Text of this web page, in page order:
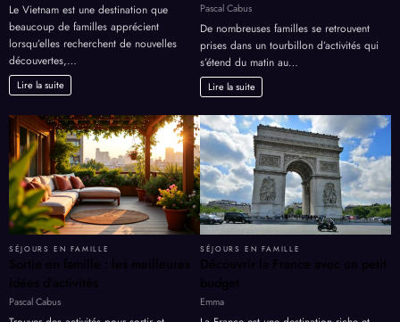
Le Vietnam est une destination que
beaucoup de familles apprécient
lorsqu’elles recherchent de nouvelles
découvertes,…
Lire la suite
Pascal Cabus
De nombreuses familles se retrouvent
prises dans un tourbillon d’activités qui
s’étend du matin au…
Lire la suite
SÉJOURS EN FAMILLE
Sortie en famille : les meilleures
idées d’activités
Pascal Cabus
SÉJOURS EN FAMILLE
Découvrir la France avec un petit
budget
Emma